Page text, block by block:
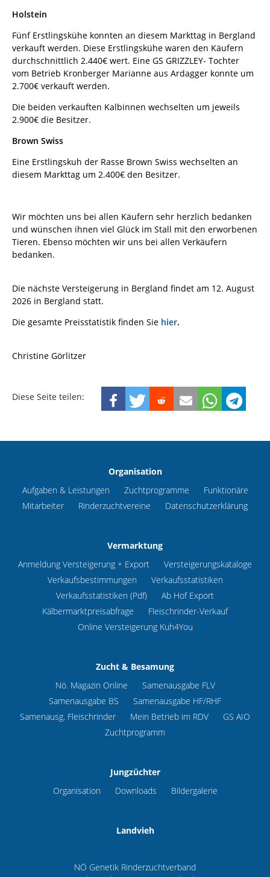
Holstein
Fünf Erstlingskühe konnten an diesem Markttag in Bergland
verkauft werden. Diese Erstlingskühe waren den Käufern
durchschnittlich 2.440€ wert. Eine GS GRIZZLEY- Tochter
vom Betrieb Kronberger Marianne aus Ardagger konnte um
2.700€ verkauft werden.
Die beiden verkauften Kalbinnen wechselten um jeweils
2.900€ die Besitzer.
Brown Swiss
Eine Erstlingskuh der Rasse Brown Swiss wechselten an
diesem Markttag um 2.400€ den Besitzer.
Wir möchten uns bei allen Käufern sehr herzlich bedanken
und wünschen ihnen viel Glück im Stall mit den erworbenen
Tieren. Ebenso möchten wir uns bei allen Verkäufern
bedanken.
Die nächste Versteigerung in Bergland findet am 12. August
2026 in Bergland statt.
Die gesamte Preisstatistik finden Sie hier.
Christine Görlitzer
Diese Seite teilen:
Organisation
Aufgaben & Leistungen
Zuchtprogramme
Funktionäre
Mitarbeiter
Rinderzuchtvereine Datenschutzerklärung
Vermarktung
Anmeldung Versteigerung + Export
Versteigerungskataloge
Verkaufsbestimmungen
Verkaufsstatistiken
Verkaufsstatistiken (Pdf)
Ab Hof Export
Kälbermarktpreisabfrage
Fleischrinder-Verkauf
Online Versteigerung Kuh4You
Zucht & Besamung
Nö. Magazin Online
Samenausgabe FLV
Samenausgabe BS
Samenausgabe HF/RHF
Samenausg. Fleischrinder
Mein Betrieb im RDV
GS AIO
Zuchtprogramm
Jungzüchter
Organisation
Downloads Bildergalerie
Landvieh
NÖ Genetik Rinderzuchtverband